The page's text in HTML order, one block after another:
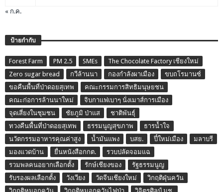
« ก.ค.
ป้ายกำกับ
Forest Farm PM 2.5 SMEs
The Chocolate Factory เชียงใหม่
Zero sugar bread
กวีล้านนา กองกำลังผาเมือง
ขบถโรมานซ์
ขอคืนพื้นที่ป่าดอยสุเทพ
คณะกรรมการสิทธิมนุษยชน
คณะก่อการล้านนาใหม่
จิบกาแฟเบาๆ นั่งเมาส์การเมือง
จุดเสี่ยงในชุมชน
ชัยภูมิ ป่าแส
ชาติพันธุ์
ทวงคืนพื้นที่ป่าดอยสุเทพ
ธรรมนูญสุขภาพ
ธารน้ำใจ
นวัตกรรมอาหารคุณค่าสูง
น้ำมันแพง บสย. ปี๋ใหม่เมือง
มลาบรี
มองแวดบ้าน
ยื่นหนังสือกกต.
รวบปลัดจอมแฉ
รวมพลคนอยากเลือกตั้ง
รักษ์เชียงของ
รัฐธรรมนูญ
รับรองผลเลือกตั้ง
วังเวียง วัดจีนเชียงใหม่
วิกฤติฝุ่นควัน